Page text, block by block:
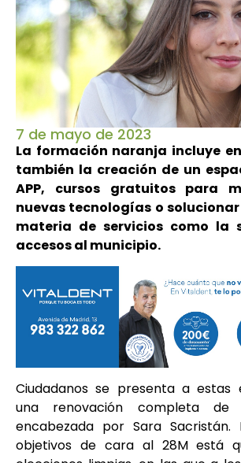
7 de mayo de 2023
La formación naranja incluye
también la creación de un
APP, cursos gratuitos para
nuevas tecnologías o
materia de servicios como la
accesos al municipio.
Ciudadanos se presenta a estas
una renovación completa de
encabezada por Sara
objetivos de cara al 28M está